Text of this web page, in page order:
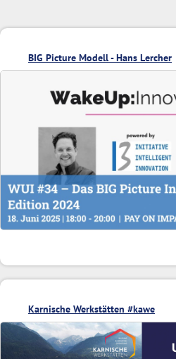
BIG Picture Modell - Hans Lercher
Karnische Werkstätten #kawe